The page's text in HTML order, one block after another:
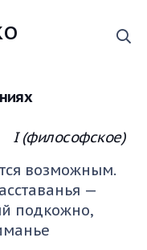
I (философское)
возможным.
—
подкожно,